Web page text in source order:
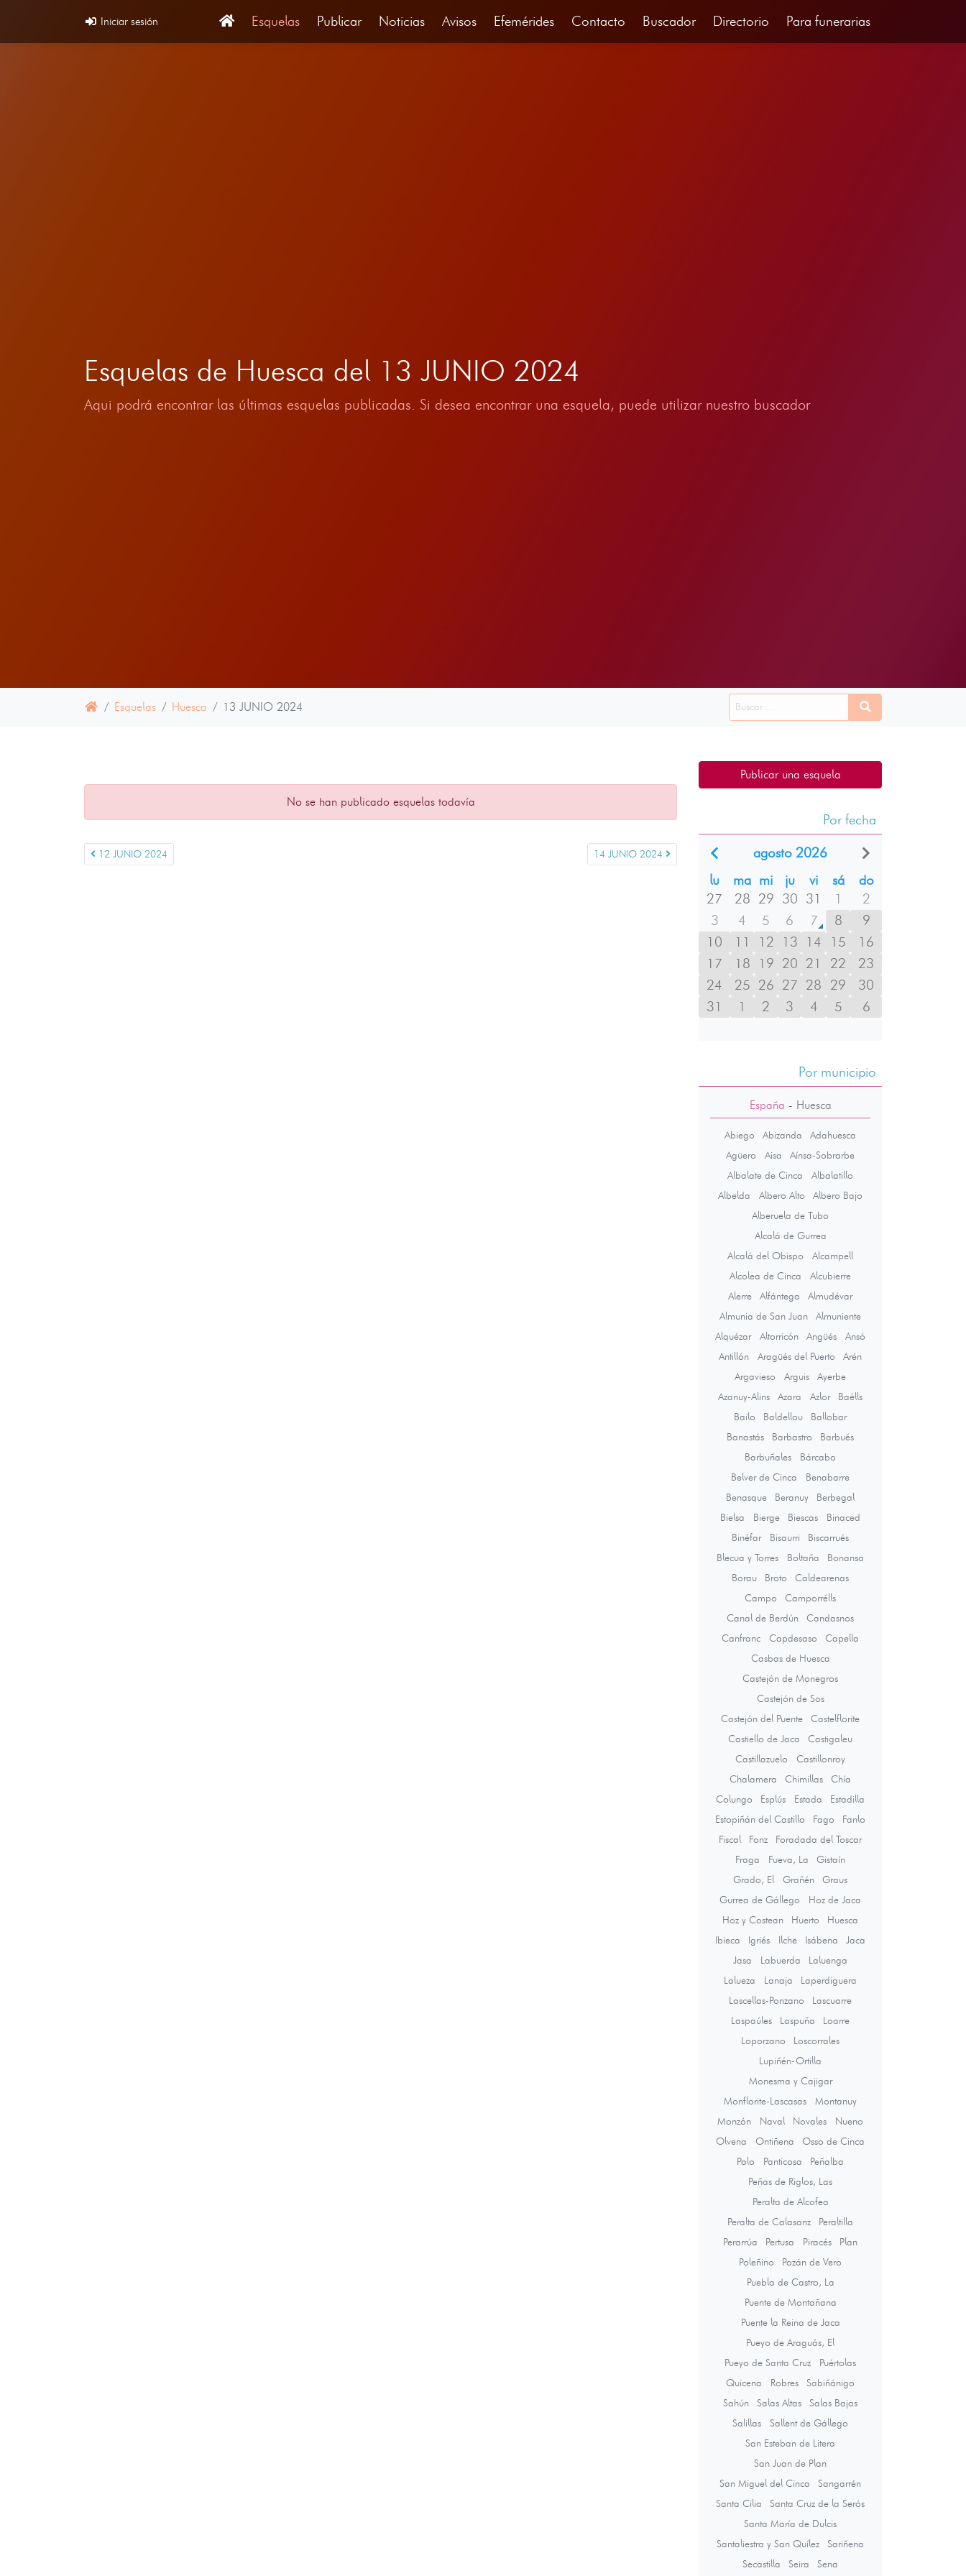
Iniciar sesión Esquelas Publicar Noticias Avisos Efemérides Contacto Buscador Directorio Para funerarias
Esquelas de Huesca del 13 JUNIO 2024
Aqui podrá encontrar las últimas esquelas publicadas. Si desea encontrar una esquela, puede utilizar nuestro buscador
Esquelas Huesca 13 JUNIO 2024
No se han publicado esquelas todavía
12 JUNIO 2024 14 JUNIO 2024
Publicar una esquela
Por fecha
agosto 2026
lu
ma mi ju vi sá
do
27
28 29 30 31 1
2
3
4 5 6 7 8
9
10
11 12 13 14 15
16
17
18 19 20 21 22
23
24
25 26 27 28 29
30
31
1 2 3 4 5 6
Por municipio
España - Huesca
Abiego Abizanda
Adahuesca
Agüero
Aisa
Aínsa-Sobrarbe
Albalate de Cinca
Albalatillo
Albelda
Albero Alto
Albero Bajo
Alberuela de Tubo
Alcalá de Gurrea
Alcalá del Obispo
Alcampell
Alcolea de Cinca
Alcubierre
Alerre
Alfántega
Almudévar
Almunia de San Juan
Almuniente
Alquézar
Altorricón Angüés
Ansó
Antillón
Aragüés del Puerto
Arén
Argavieso
Arguis
Ayerbe
Azanuy-Alins
Azara Azlor
Baélls
Bailo
Baldellou
Ballobar
Banastás
Barbastro
Barbués
Barbuñales
Bárcabo
Belver de Cinca
Benabarre
Benasque
Beranuy
Berbegal
Bielsa
Bierge Biescas
Binaced
Binéfar
Bisaurri
Biscarrués
Blecua y Torres
Boltaña
Bonansa
Borau
Broto
Caldearenas
Campo
Camporrélls
Canal de Berdún
Candasnos
Canfranc
Capdesaso
Capella
Casbas de Huesca
Castejón de Monegros
Castejón de Sos
Castejón del Puente
Castelflorite
Castiello de Jaca
Castigaleu
Castillazuelo
Castillonroy
Chalamera
Chimillas
Chía
Colungo
Esplús Estada
Estadilla
Estopiñán del Castillo
Fago
Fanlo
Fiscal
Fonz
Foradada del Toscar
Fraga
Fueva, La
Gistaín
Grado, El
Grañén
Graus
Gurrea de Gállego
Hoz de Jaca
Hoz y Costean
Huerto
Huesca
Ibieca
Igriés Ilche Isábena
Jaca
Jasa
Labuerda
Laluenga
Lalueza
Lanaja
Laperdiguera
Lascellas-Ponzano
Lascuarre
Laspaúles
Laspuña
Loarre
Loporzano
Loscorrales
Lupiñén-Ortilla
Monesma y Cajigar
Monflorite-Lascasas
Montanuy
Monzón
Naval Novales
Nueno
Olvena
Ontiñena
Osso de Cinca
Palo
Panticosa
Peñalba
Peñas de Riglos, Las
Peralta de Alcofea
Peralta de Calasanz
Peraltilla
Perarrúa
Pertusa Piracés
Plan
Poleñino
Pozán de Vero
Puebla de Castro, La
Puente de Montañana
Puente la Reina de Jaca
Pueyo de Araguás, El
Pueyo de Santa Cruz
Puértolas
Quicena
Robres
Sabiñánigo
Sahún
Salas Altas
Salas Bajas
Salillas
Sallent de Gállego
San Esteban de Litera
San Juan de Plan
San Miguel del Cinca
Sangarrén
Santa Cilia
Santa Cruz de la Serós
Santa María de Dulcis
Santaliestra y San Quílez
Sariñena
Secastilla
Seira Sena